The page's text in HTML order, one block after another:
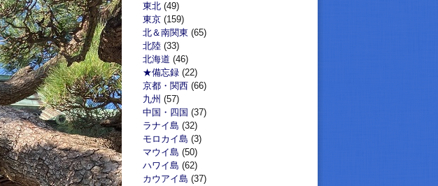
東北 (49)
東京 (159)
北＆南関東 (65)
北陸 (33)
北海道 (46)
★備忘録 (22)
京都・関西 (66)
九州 (57)
中国・四国 (37)
ラナイ島 (32)
モロカイ島 (3)
マウイ島 (50)
ハワイ島 (62)
カウアイ島 (37)